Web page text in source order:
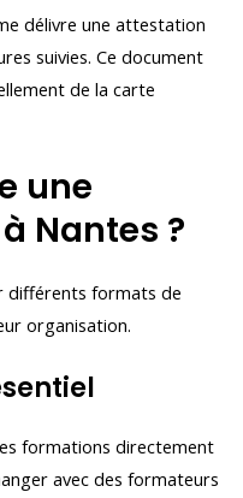
délivre une attestation
suivies. Ce document
de la carte
une
Nantes ?
différents formats de
organisation.
formations directement
avec des formateurs